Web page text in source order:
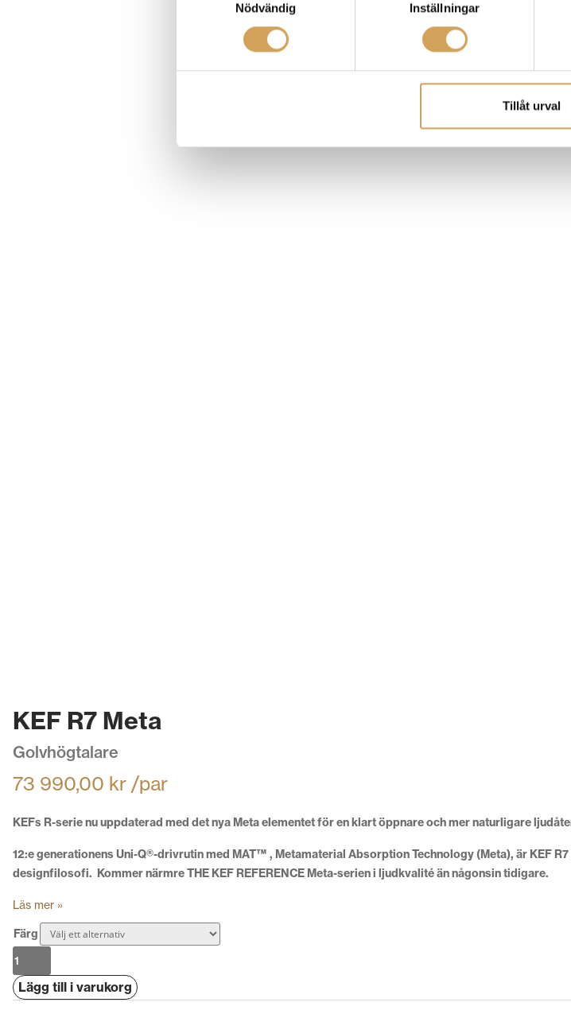
Nödvändig
Inställningar
Tillåt urval
KEF R7 Meta
Golvhögtalare
73 990,00 kr /par
KEFs R-serie nu uppdaterad med det nya Meta elementet för en klart öppnare och mer naturligare
12:e generationens Uni-Q®-drivrutin med MAT™ , Metamaterial Absorption Technology (Meta), är KEF
designfilosofi. Kommer närmre THE KEF REFERENCE Meta-serien i ljudkvalité än någonsin tidigare.
Läs mer »
Färg
KEF
R7
Meta
Lägg till i varukorg